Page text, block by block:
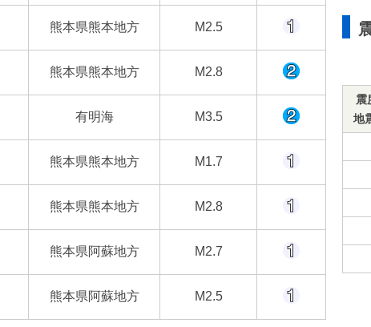
熊本県熊本地方 M2.5
熊本県熊本地方 M2.8
有明海 M3.5
熊本県熊本地方 M1.7
熊本県熊本地方 M2.8
熊本県阿蘇地方 M2.7
熊本県阿蘇地方 M2.5
震
地